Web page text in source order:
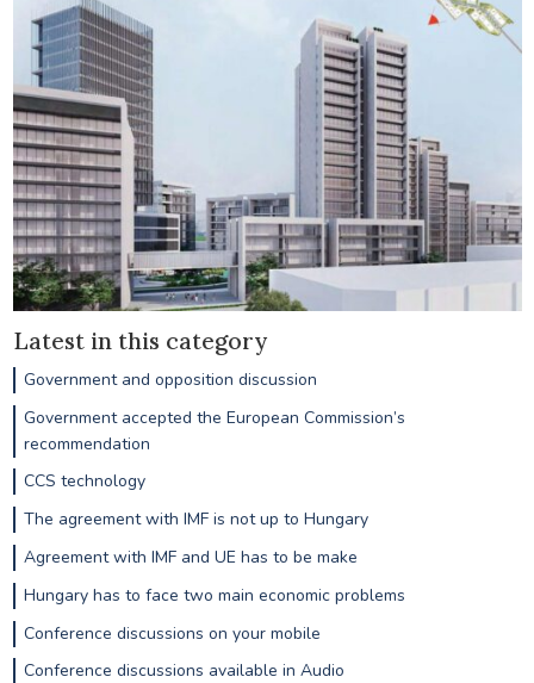
Latest in this category
Government and opposition discussion
Government accepted the European Commission’s
recommendation
CCS technology
The agreement with IMF is not up to Hungary
Agreement with IMF and UE has to be make
Hungary has to face two main economic problems
Conference discussions on your mobile
Conference discussions available in Audio